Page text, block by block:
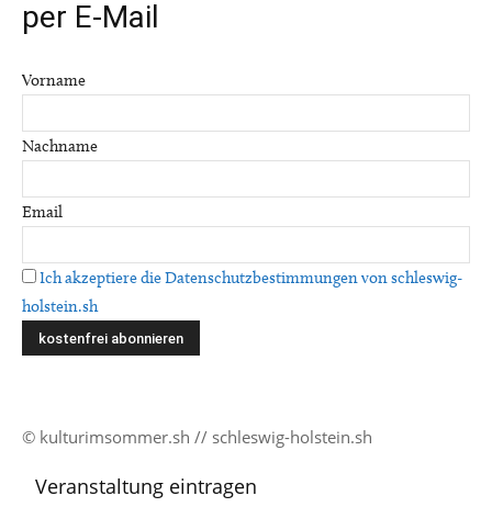
per E-Mail
Vorname
Nachname
Email
Ich akzeptiere die Datenschutzbestimmungen von schleswig-
holstein.sh
© kulturimsommer.sh // schleswig-holstein.sh
Veranstaltung eintragen